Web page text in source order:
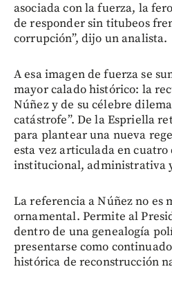
asociada con la fuerza, la
de responder sin titubeos
corrupción”, dijo un analista.
A esa imagen de fuerza se
mayor calado histórico: la
Núñez y de su célebre
catástrofe”. De la Espriella
para plantear una nueva
esta vez articulada en
institucional, administrativa
La referencia a Núñez no es
ornamental. Permite al
dentro de una genealogía
presentarse como
histórica de reconstrucción